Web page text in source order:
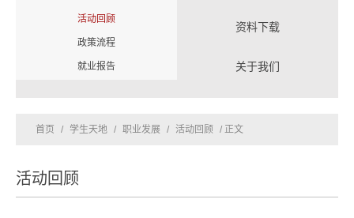
活动回顾
政策流程
就业报告
资料下载
关于我们
首页 / 学生天地 / 职业发展 / 活动回顾 / 正文
活动回顾